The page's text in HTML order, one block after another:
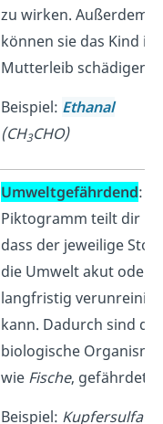
zu wirken. Außerdem
können sie das Kind im
Mutterleib schädigen.
Beispiel: Ethanal
(CH3CHO)
Umweltgefährdend:
Piktogramm teilt dir
dass der jeweilige Stoff
die Umwelt akut oder
langfristig
kann. Dadurch sind
biologische
wie Fische, gefährdet.
Beispiel: Kupfersulfat